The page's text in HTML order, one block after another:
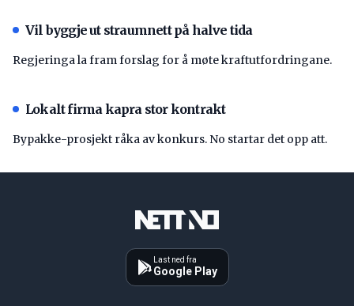
Vil byggje ut straumnett på halve tida
Regjeringa la fram forslag for å møte kraftutfordringane.
Lokalt firma kapra stor kontrakt
Bypakke-prosjekt råka av konkurs. No startar det opp att.
Last ned fra
Google Play